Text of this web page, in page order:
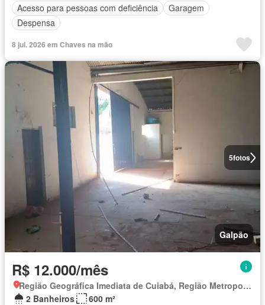
Acesso para pessoas com deficiência
Garagem
Despensa
8 jul. 2026 em Chaves na mão
5fotos
Galpão
R$ 12.000/mês
Região Geográfica Imediata de Cuiabá, Região Metropolitana do Vale do Rio Cuiabá
2 Banheiros
600 m²